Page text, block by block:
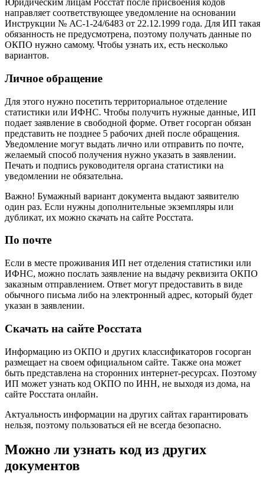
Юридическим лицам Росстат после присвоения кодов
направляет соответствующее уведомление на основании
Инструкции № АС-1-24/6483 от 22.12.1999 года. Для ИП такая
обязанность не предусмотрена, поэтому получать данные по
ОКПО нужно самому. Чтобы узнать их, есть несколько
вариантов.
Личное обращение
Для этого нужно посетить территориальное отделение
статистики или ИФНС. Чтобы получить нужные данные, ИП
подает заявление в свободной форме. Ответ госорган обязан
представить не позднее 5 рабочих дней после обращения.
Уведомление могут выдать лично или отправить по почте,
желаемый способ получения нужно указать в заявлении.
Печать и подпись руководителя органа статистики на
уведомлении не обязательна.
Важно! Бумажный вариант документа выдают заявителю
один раз. Если нужны дополнительные экземпляры или
дубликат, их можно скачать на сайте Росстата.
По почте
Если в месте проживания ИП нет отделения статистики или
ИФНС, можно послать заявление на выдачу реквизита ОКПО
заказным отправлением. Ответ могут предоставить в виде
обычного письма либо на электронный адрес, который будет
указан в заявлении.
Скачать на сайте Росстата
Информацию из ОКПО и других классификаторов госорган
размещает на своем официальном сайте. Также она может
быть представлена на сторонних интернет-ресурсах. Поэтому
ИП может узнать код ОКПО по ИНН, не выходя из дома, на
сайте Росстата онлайн.
Актуальность информации на других сайтах гарантировать
нельзя, поэтому пользоваться ей не всегда безопасно.
Можно ли узнать код из других
документов